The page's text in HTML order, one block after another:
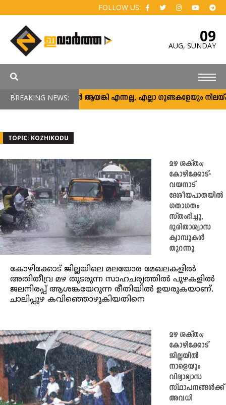
FOLLOW US:
09
AUG, SUNDAY
BREAKING NEWS:
അര്‍ജുന്‍ ആയങ്കി എന്നല്ല, എല്ലാ ഗുണ്ടകളേയും നിലയ്ക്ക്
TOPIC: KOZHIKODU
മഴ ശക്തം;
കോഴിക്കോട്-
വയനാട്
ദേശീയപാതയിൽ
ഗതാഗതം
സ്തംഭിച്ചു,
ദുരിതാശ്വാസ
ക്യാമ്പുകൾ
തുറന്നു
കോഴിക്കോട് ജില്ലയിലെ മലയോര മേഖലകളിൽ
അതിതീവ്ര മഴ തുടരുന്ന സാഹചര്യത്തിൽ പുഴകളിൽ
ജലനിരപ്പ് ആശങ്കയേറുന്ന രീതിയിൽ ഉയരുകയാണ്.
ചാലിപ്പുഴ കവിഞ്ഞൊഴുകിയതിനെ
മഴ ശക്തം;
കോ‍ഴിക്കോട്
ജില്ലയിൽ
നാളെയും
വിദ്യാഭ്യാസ
സ്ഥാപനങ്ങള്‍ക്ക്
അവധി